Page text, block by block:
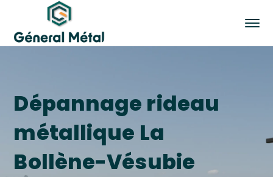
Dépannage rideau
métallique La
Bollène-Vésubie